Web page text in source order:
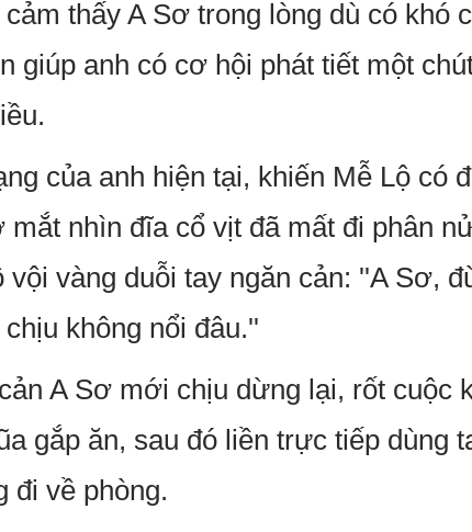
thấy A Sơ trong lòng dù có khó
giúp anh có cơ hội phát tiết một
của anh hiện tại, khiến Mễ Lộ có
mắt nhìn đĩa cổ vịt đã mất đi phân
vội vàng duỗi tay ngăn cản: ''A Sơ,
không nổi đâu.''
A Sơ mới chịu dừng lại, rốt cuộc
gắp ăn, sau đó liền trực tiếp dùng
đi về phòng.